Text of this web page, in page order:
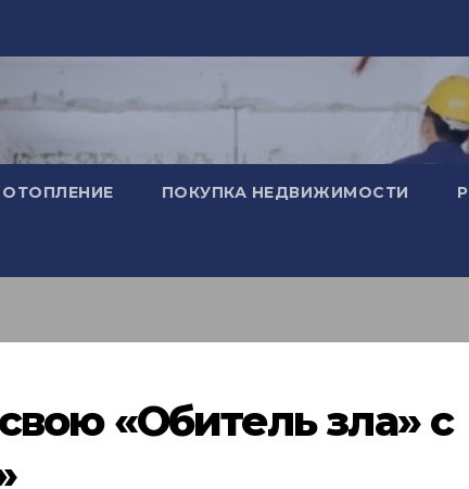
ОТОПЛЕНИЕ ПОКУПКА НЕДВИЖИМОСТИ
«Обитель зла» с